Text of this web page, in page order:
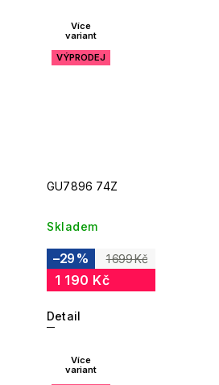
Více
variant
VÝPRODEJ
GU7896 74Z
Skladem
1 699 Kč
–29 %
1 190 Kč
Detail
Více
variant